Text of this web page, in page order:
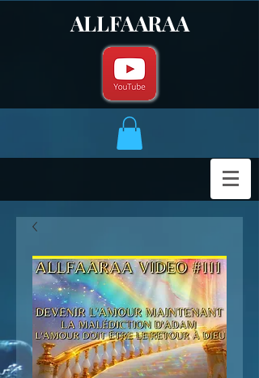
ALLFAARAA